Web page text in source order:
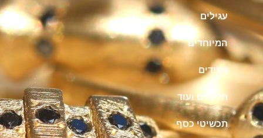
עגילים
המיוחדים
צמידים
תליונים ועוד
תכשיטי כסף